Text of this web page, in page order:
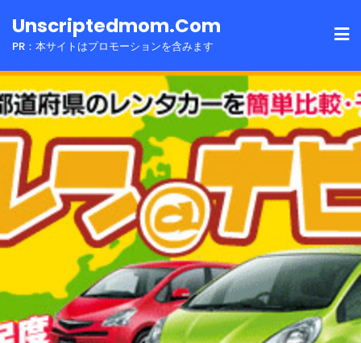
toUnscriptedmom.com
PR：本サイトはプロモーションを含みます